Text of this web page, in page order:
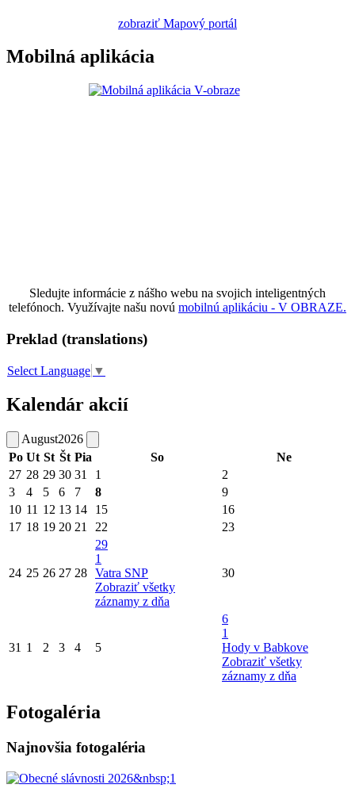
zobraziť Mapový portál
Mobilná aplikácia
Sledujte informácie z nášho webu na svojich inteligentných
telefónoch. Využívajte našu novú mobilnú aplikáciu - V OBRAZE.
Preklad (translations)
Select Language ▼
Kalendár akcií
August2026
Po Ut St Št Pia So
Ne
27 28 29 30 31 1
2
3
4 5 6 7 8
9
10 11 12 13 14 15
16
17 18 19 20 21 22 23
24 25 26 27 28
29
1
Vatra SNP
Zobraziť všetky
záznamy z dňa
30
31 1 2 3 4 5
6
1
Hody v Babkove
Zobraziť všetky
záznamy z dňa
Fotogaléria
Najnovšia fotogaléria